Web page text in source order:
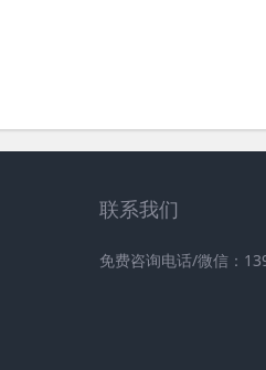
联系我们
免费咨询电话/微信：